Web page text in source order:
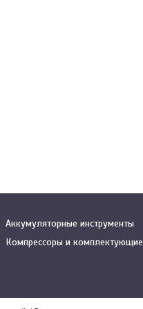
Аккумуляторные инструменты
Компрессоры и комплектующие